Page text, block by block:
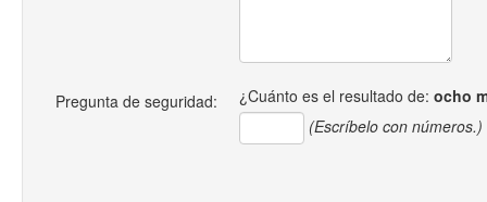
Pregunta de seguridad: ¿Cuánto es el resultado de: ocho
(Escríbelo con números.)